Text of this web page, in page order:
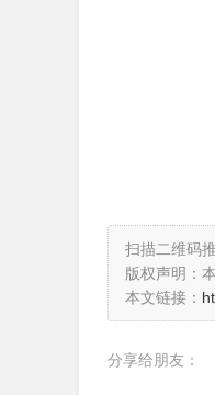
扫描二维码
版权声明：
本文链接：
分享给朋友：